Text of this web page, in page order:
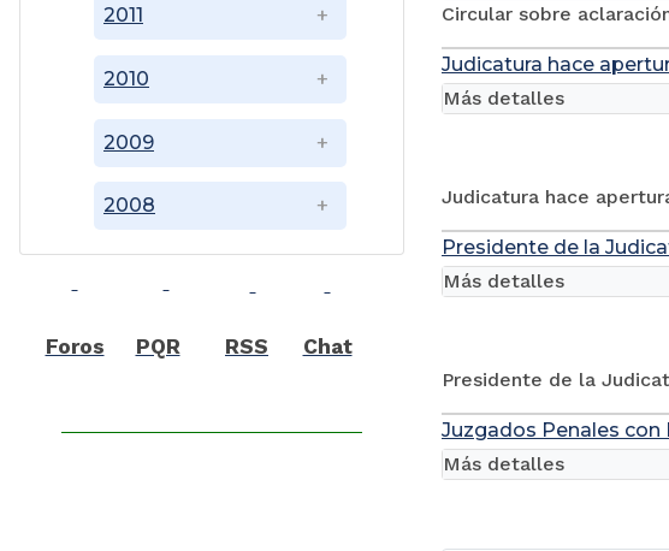
2008
2009
2010
2011
Foros PQR RSS Chat
Circular sobre
Judicatura hace
Judicatura hace
Más detalles
Presidente de la
Presidente de la
Más detalles
Juzgados Penales
Más detalles